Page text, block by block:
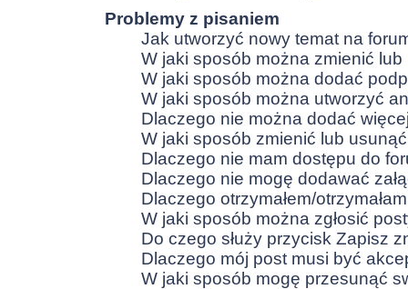
Problemy z pisaniem
Jak utworzyć nowy temat na
W jaki sposób można zmienić
W jaki sposób można dodać
W jaki sposób można utworzyć
Dlaczego nie można dodać
W jaki sposób zmienić lub
Dlaczego nie mam dostępu do
Dlaczego nie mogę dodawać
Dlaczego otrzymałem/
W jaki sposób można zgłosić
Do czego służy przycisk Zapisz
Dlaczego mój post musi być
W jaki sposób mogę przesunąć